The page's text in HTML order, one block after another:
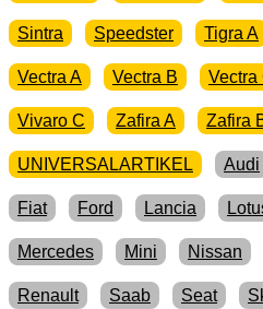
Sintra Speedster Tigra A
Vectra A Vectra B Vectra
Vivaro C Zafira A Zafira
UNIVERSALARTIKEL Audi
Fiat Ford Lancia
Mercedes Mini Nissan
Renault Saab Seat